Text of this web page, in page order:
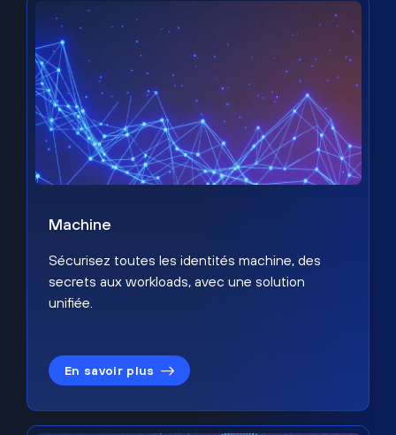
Machine
Sécurisez toutes les identités machine, des
secrets aux workloads, avec une solution
unifiée.
En savoir plus